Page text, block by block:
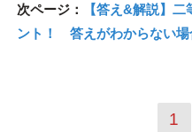
次ページ：
【答え&解説】
ント！ 答えがわからない場
1